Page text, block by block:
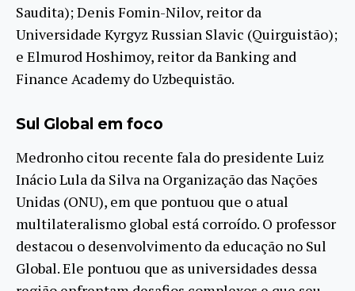
Saudita); Denis Fomin-Nilov, reitor da
Universidade Kyrgyz Russian Slavic (Quirguistão);
e Elmurod Hoshimoy, reitor da Banking and
Finance Academy do Uzbequistão.
Sul Global em foco
Medronho citou recente fala do presidente Luiz
Inácio Lula da Silva na Organização das Nações
Unidas (ONU), em que pontuou que o atual
multilateralismo global está corroído. O professor
destacou o desenvolvimento da educação no Sul
Global. Ele pontuou que as universidades dessa